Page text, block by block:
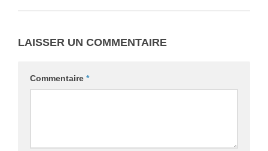
LAISSER UN COMMENTAIRE
Commentaire *